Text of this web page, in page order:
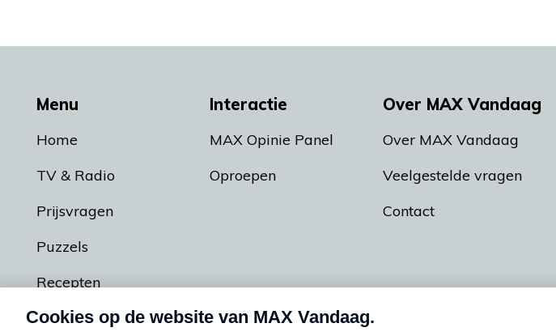
Menu
Home
TV & Radio
Prijsvragen
Puzzels
Recepten
Podcasts
Interactie
MAX Opinie Panel
Oproepen
Over MAX Vandaag
Over MAX Vandaag
Veelgestelde vragen
Contact